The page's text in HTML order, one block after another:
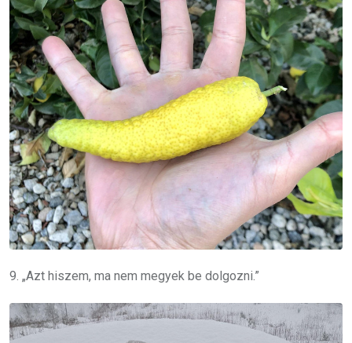
9. „Azt hiszem, ma nem megyek be dolgozni.”